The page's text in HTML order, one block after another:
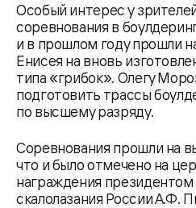
Особый интерес у
соревнования в
и в прошлом году прошли
Енисея на вновь
типа «грибок». Олегу
подготовить трассы
по высшему разряду.
Соревнования прошли на
что и было отмечено на
награждения
скалолазания России А.Ф.